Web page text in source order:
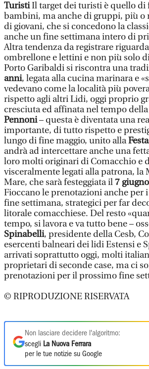
TuristiIl target dei turisti è quello di
bambini, ma anche di gruppi, più o
di giovani, che si concedono la
anche un fine settimana intero di
Altra tendenza da registrare
ombrellone e lettini e non più solo
Porto Garibaldi si riscontra una
anni, legata alla cucina marinara e
vedevano come la località più
rispetto agli altri Lidi, oggi proprio
cresciuta ed affinata nel tempo
Pennoni– questa è diventata una
importante, di tutto rispetto e
lungo di fine maggio, unito alla
andrà ad intercettare anche una
loro molti originari di Comacchio e
visceralmente legati alla patrona, la
Mare, che sarà festeggiata il7
Fioccano le prenotazioni anche per
fine settimana, strategici per far
litorale comacchiese. Del resto
tempo, si lavora e va tutto bene –
Spinabelli, presidente della Cesb,
esercenti balneari dei lidi Estensi e
arrivati soprattutto oggi, molti
proprietari di seconde case, ma ci
prenotazioni per il prossimo fine
© RIPRODUZIONE RISERVATA
Non lasciare decidere l'algoritmo:
scegli La Nuova Ferrara
per le tue notizie su Google